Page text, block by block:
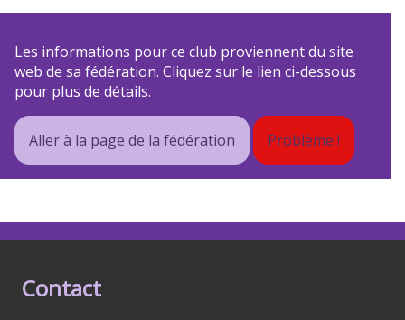
Les informations pour ce club proviennent du site
web de sa fédération. Cliquez sur le lien ci-dessous
pour plus de détails.
Aller à la page de la fédération Problème !
Contact